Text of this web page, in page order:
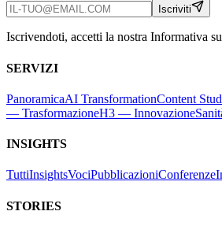
Iscriviti
Iscrivendoti, accetti la nostra Informativa
SERVIZI
PanoramicaAI TransformationContent
— TrasformazioneH3 — Innovazione
INSIGHTS
TuttiInsightsVociPubblicazioniConferenze
STORIES